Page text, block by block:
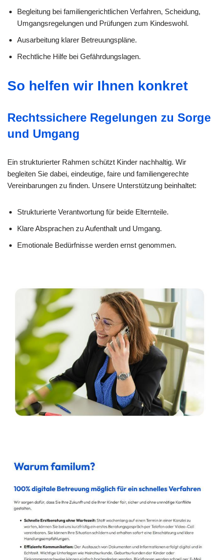
Begleitung bei familiengerichtlichen Verfahren, Scheidung,
Umgangsregelungen und Prüfungen zum Kindeswohl.
Ausarbeitung klarer Betreuungspläne.
Rechtliche Hilfe bei Gefährdungslagen.
So helfen wir Ihnen konkret
Rechtssichere Regelungen zu Sorge
und Umgang
Ein strukturierter Rahmen schützt Kinder nachhaltig. Wir
begleiten Sie dabei, eindeutige, faire und familiengerechte
Vereinbarungen zu finden. Unsere Unterstützung beinhaltet:
Strukturierte Verantwortung für beide Elternteile.
Klare Absprachen zu Aufenthalt und Umgang.
Emotionale Bedürfnisse werden ernst genommen.